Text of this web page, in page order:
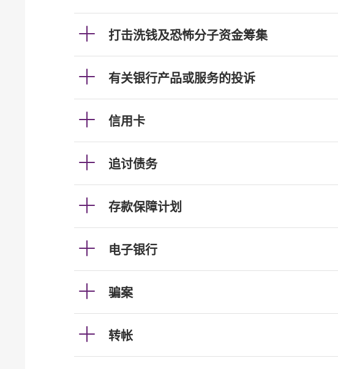
打击洗钱及恐怖分子资金筹集
有关银行产品或服务的投诉
信用卡
追讨债务
存款保障计划
电子银行
骗案
转帐